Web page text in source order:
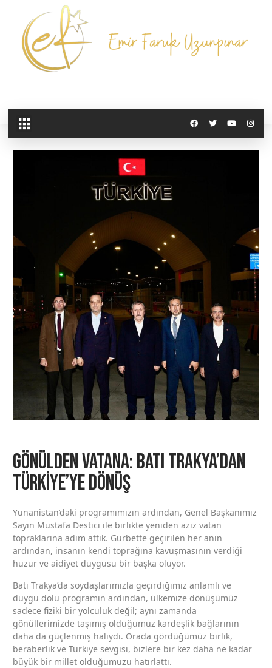
Gönülden Vatana: Batı Trakya’dan
Türkiye’ye Dönüş
Yunanistan’daki programımızın ardından, Genel Başkanımız
Sayın Mustafa Destici ile birlikte yeniden aziz vatan
topraklarına adım attık. Gurbette geçirilen her anın
ardından, insanın kendi toprağına kavuşmasının verdiği
huzur ve aidiyet duygusu bir başka oluyor.
Batı Trakya’da soydaşlarımızla geçirdiğimiz anlamlı ve
duygu dolu programın ardından, ülkemize dönüşümüz
sadece fiziki bir yolculuk değil; aynı zamanda
gönüllerimizde taşımış olduğumuz kardeşlik bağlarının
daha da güçlenmiş haliydi. Orada gördüğümüz birlik,
beraberlik ve Türkiye sevgisi, bizlere bir kez daha ne kadar
büyük bir millet olduğumuzu hatırlattı.